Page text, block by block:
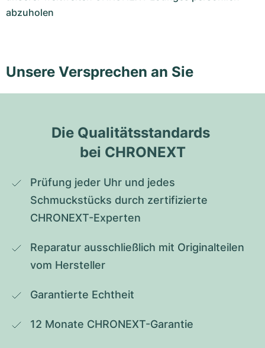
abzuholen
Unsere Versprechen an Sie
Die Qualitätsstandards
bei CHRONEXT
Prüfung jeder Uhr und jedes
Schmuckstücks durch zertifizierte
CHRONEXT-Experten
Reparatur ausschließlich mit Originalteilen
vom Hersteller
Garantierte Echtheit
12 Monate CHRONEXT-Garantie